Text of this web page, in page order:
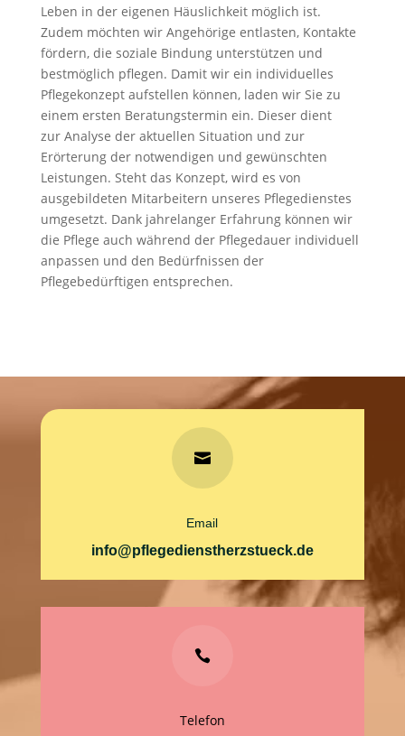
Leben in der eigenen Häuslichkeit möglich ist.
Zudem möchten wir Angehörige entlasten, Kontakte
fördern, die soziale Bindung unterstützen und
bestmöglich pflegen. Damit wir ein individuelles
Pflegekonzept aufstellen können, laden wir Sie zu
einem ersten Beratungstermin ein. Dieser dient
zur Analyse der aktuellen Situation und zur
Erörterung der notwendigen und gewünschten
Leistungen. Steht das Konzept, wird es von
ausgebildeten Mitarbeitern unseres Pflegedienstes
umgesetzt. Dank jahrelanger Erfahrung können wir
die Pflege auch während der Pflegedauer individuell
anpassen und den Bedürfnissen der
Pflegebedürftigen entsprechen.

Email
info@pflegedienstherzstueck.de

Telefon